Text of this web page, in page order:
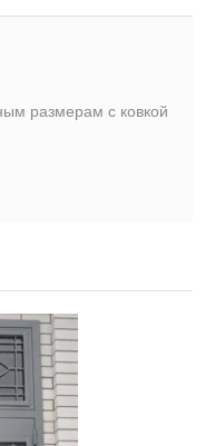
размерам с ковкой